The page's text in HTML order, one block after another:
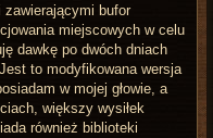
zawierającymi bufor
miejscowych w celu
dawkę po dwóch dniach
to modyfikowana wersja
w mojej głowie, a
większy wysiłek
również biblioteki